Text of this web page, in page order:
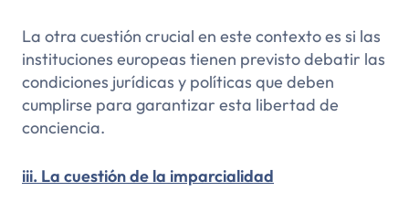
La otra cuestión crucial en este contexto es si las
instituciones europeas tienen previsto debatir las
condiciones jurídicas y políticas que deben
cumplirse para garantizar esta libertad de
conciencia.
iii. La cuestión de la imparcialidad